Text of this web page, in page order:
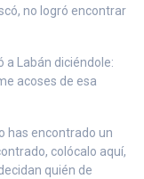
no logró encontrar
a Labán diciéndole:
acoses de esa
has encontrado un
colócalo aquí,
quién de